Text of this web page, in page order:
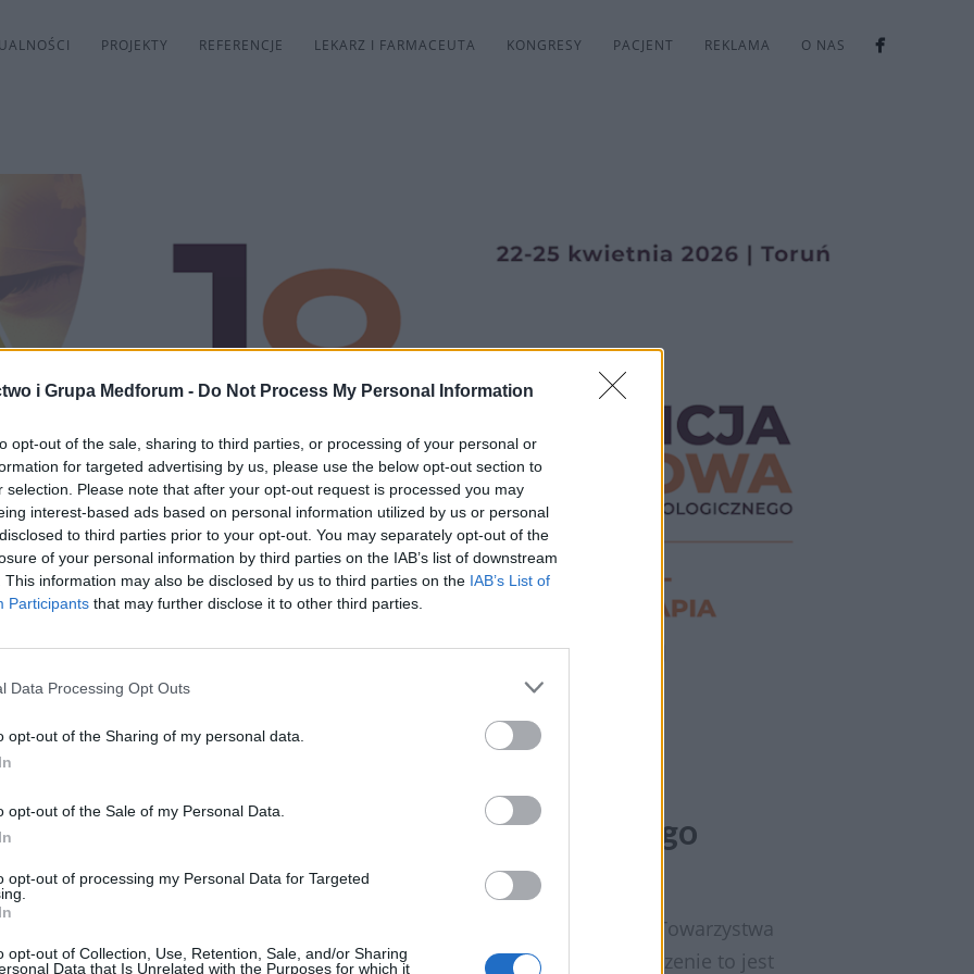
i Grupa Medforum - Do Not Process My Personal Information
opt-out of the sale, sharing to third parties, or processing of your personal or
for targeted advertising by us, please use the below opt-out section to
selection. Please note that after your opt-out request is processed you may
interest-based ads based on personal information utilized by us or personal
to third parties prior to your opt-out. You may separately opt-out of the
of your personal information by third parties on the IAB’s list of downstream
This information may also be disclosed by us to third parties on the IAB’s List of
Participants that may further disclose it to other third parties.
Data Processing Opt Outs
opt-out of the Sharing of my personal data.
opt-out of the Sale of my Personal Data.
opt-out of processing my Personal Data for Targeted
opt-out of Collection, Use, Retention, Sale, and/or Sharing
Data that Is Unrelated with the Purposes for which it
PROJEKTY REFERENCJE LEKARZ I FARMACEUTA KONGRESY PACJENT REKLAMA O NAS
nad: 18. Konferencją Szkoleniową Polskiego
w Toruniu
objęły patronatem medialnym 18. Konferencję Szkoleniową Polskiego Towarzystwa
22–25 kwietnia 2026 roku w Hotelu Copernicus w Toruniu. Wydarzenie to jest